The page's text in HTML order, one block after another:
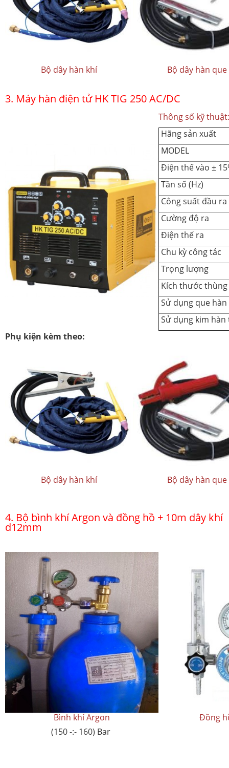
Bộ dây hàn khí Bộ dây hàn que
3. Máy hàn điện tử HK TIG 250 AC/DC
Thông số kỹ thuật:
Hãng sản xuất
MODEL
Điện thế vào ±
Tần số (Hz)
Công suất đầu ra
Cường độ ra
Điện thế ra
Chu kỳ công tác
Trọng lượng
Kích thước
Sử dụng que
Sử dụng kim hàn
Phụ kiện kèm theo:
Bộ dây hàn khí Bộ dây hàn que
4. Bộ bình khí Argon và đồng hồ + 10m dây khí
d12mm
Bình khí Argon
(150 -:- 160) Bar
Đồng